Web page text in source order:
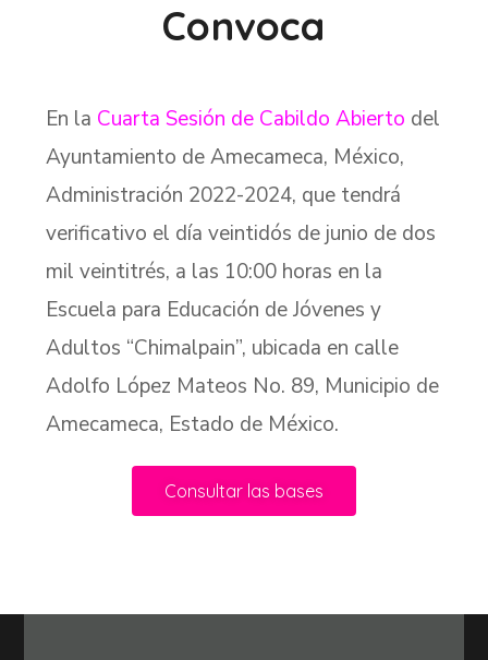
Convoca
En la Cuarta Sesión de Cabildo Abierto del
Ayuntamiento de Amecameca, México,
Administración 2022-2024, que tendrá
verificativo el día veintidós de junio de dos
mil veintitrés, a las 10:00 horas en la
Escuela para Educación de Jóvenes y
Adultos “Chimalpain”, ubicada en calle
Adolfo López Mateos No. 89, Municipio de
Amecameca, Estado de México.
Consultar las bases